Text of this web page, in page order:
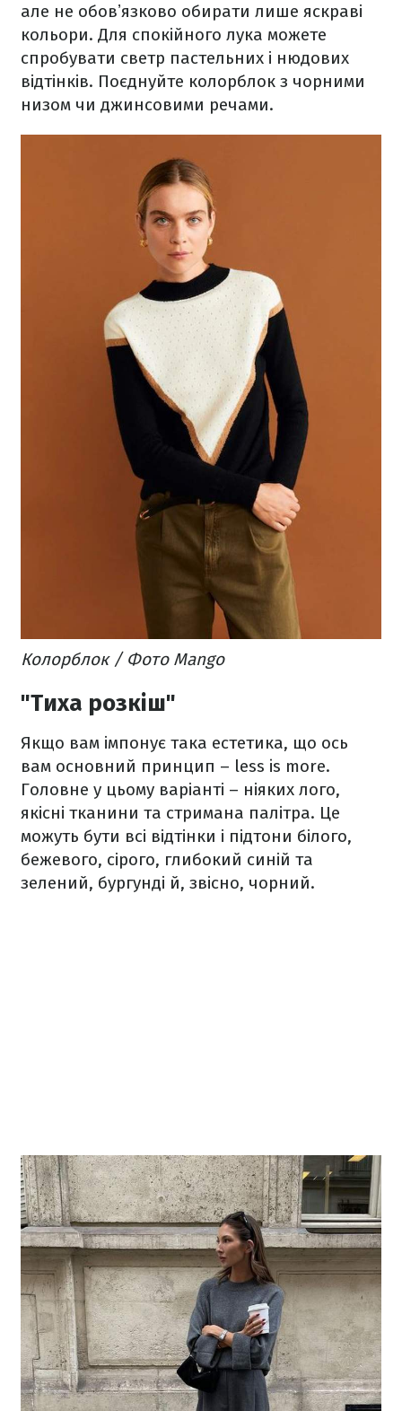
але не обовʼязково обирати лише яскраві
кольори. Для спокійного лука можете
спробувати светр пастельних і нюдових
відтінків. Поєднуйте колорблок з чорними
низом чи джинсовими речами.
Колорблок / Фото Mango
"Тиха розкіш"
Якщо вам імпонує така естетика, що ось
вам основний принцип – less is more.
Головне у цьому варіанті – ніяких лого,
якісні тканини та стримана палітра. Це
можуть бути всі відтінки і підтони білого,
бежевого, сірого, глибокий синій та
зелений, бургунді й, звісно, чорний.